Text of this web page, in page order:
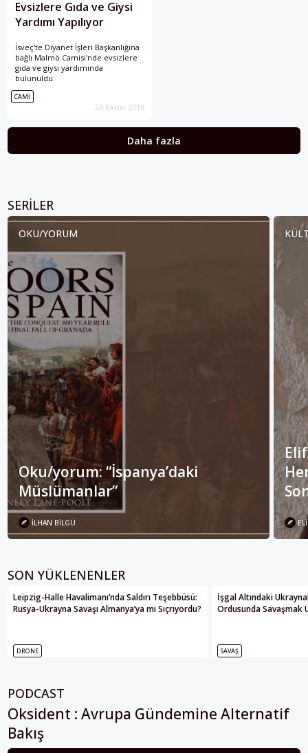
Evsizlere Gıda ve Giysi
Yardımı Yapılıyor
İsveç'te Diyanet İşleri Başkanlığına
bağlı Malmö Camisi'nde evsizlere
gıda ve giysi yardımında
bulunuldu.
CAMI
26 Kasım 2018
Daha fazla
SERILER
OKU/YORUM
Oku/yorum: “İspanya’daki
Müslümanlar”
İLHAN BILGÜ
SON YÜKLENENLER
Leipzig-Halle Havalimanı’nda Saldırı Teşebbüsü:
Rusya-Ukrayna Savaşı Almanya’ya mı Sıçrıyordu?
DRONE
İşgal Altındaki
Ordusunda Savaşmak
SAVAŞ
PODCAST
Oksident : Avrupa Gündemine Alternatif
Bakış